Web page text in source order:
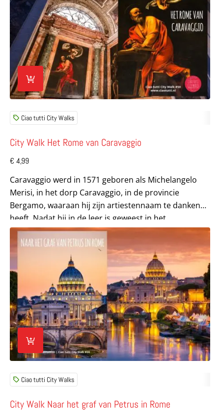
Ciao tutti City Walks
City Walk Het Rome van Caravaggio
€ 4,99
Caravaggio werd in 1571 geboren als Michelangelo
Merisi, in het dorp Caravaggio, in de provincie
Bergamo, waaraan hij zijn artiestennaam te danken
heeft. Nadat hij in de leer is geweest in het...
Ciao tutti City Walks
City Walk Naar het graf van Petrus in Rome
Lees meer over City Walk Naar het graf van Petrus in